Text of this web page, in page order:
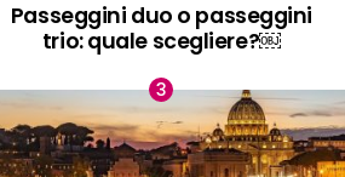
Passeggini duo o passeggini
trio: quale scegliere?￼